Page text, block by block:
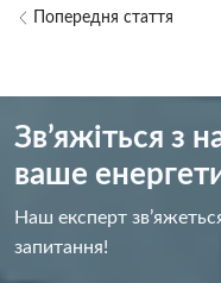
Попередня стаття
Зв’яжіться з
ваше
Наш експерт
запитання!